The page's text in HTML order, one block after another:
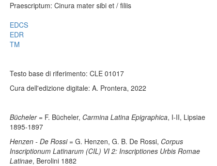
Praescriptum: Cinura mater sibi et / filiis
EDCS
EDR
TM
Testo base di riferimento: CLE 01017
Cura dell'edizione digitale: A. Prontera, 2022
Bücheler= F. Bücheler, Carmina Latina Epigraphica, I-II, Lipsiae
1895-1897
Henzen - De Rossi= G. Henzen, G. B. De Rossi, Corpus
Inscriptionum Latinarum (CIL) VI 2: Inscriptiones Urbis Romae
Latinae, Berolini 1882